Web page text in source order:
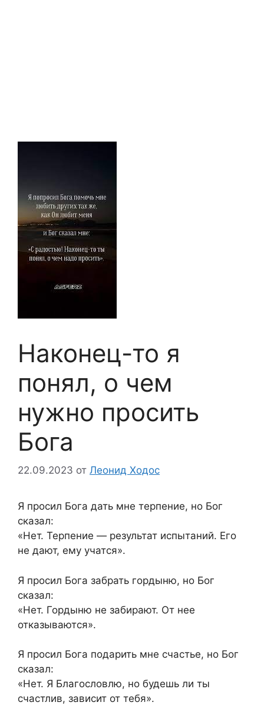
Наконец-то я
понял, о чем
нужно просить
Бога
22.09.2023 от Леонид Ходос
Я просил Бога дать мне терпение, но Бог
сказал:
«Нет. Терпение — результат испытаний. Его
не дают, ему учатся».
Я просил Бога забрать гордыню, но Бог
сказал:
«Нет. Гордыню не забирают. От нее
отказываются».
Я просил Бога подарить мне счастье, но Бог
сказал:
«Нет. Я Благословлю, но будешь ли ты
счастлив, зависит от тебя».